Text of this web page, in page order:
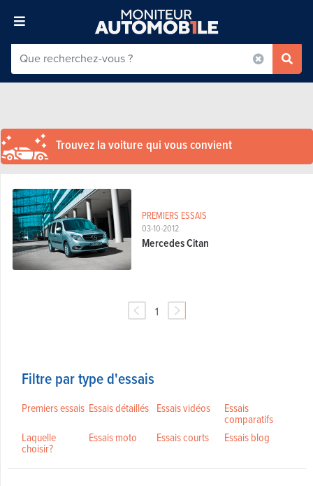
Trouvez la voiture qui vous convient
03-10-2012
PREMIERS ESSAIS
Mercedes Citan
1
Filtre par type d'essais
Premiers essais Essais détaillés Essais vidéos Essais
comparatifs
Laquelle
choisir?
Essais moto Essais courts Essais blog